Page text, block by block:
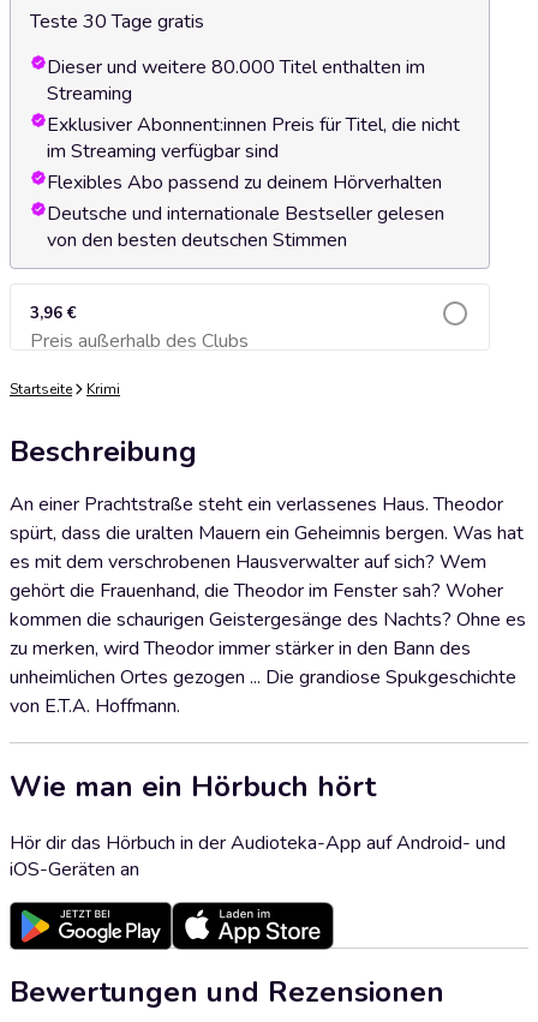
Teste 30 Tage gratis
Dieser und weitere 80.000 Titel enthalten im
Streaming
Exklusiver Abonnent:innen Preis für Titel, die nicht
im Streaming verfügbar sind
Flexibles Abo passend zu deinem Hörverhalten
Deutsche und internationale Bestseller gelesen
von den besten deutschen Stimmen
3,96 €
Preis außerhalb des ClubsZum Warenkorb hinzufügen
Startseite Krimi
Beschreibung
An einer Prachtstraße steht ein verlassenes Haus. Theodor
spürt, dass die uralten Mauern ein Geheimnis bergen. Was hat
es mit dem verschrobenen Hausverwalter auf sich? Wem
gehört die Frauenhand, die Theodor im Fenster sah? Woher
kommen die schaurigen Geistergesänge des Nachts? Ohne es
zu merken, wird Theodor immer stärker in den Bann des
unheimlichen Ortes gezogen ... Die grandiose Spukgeschichte
von E.T.A. Hoffmann.
Wie man ein Hörbuch hört
Hör dir das Hörbuch in der Audioteka-App auf Android- und
iOS-Geräten an
Bewertungen und Rezensionen